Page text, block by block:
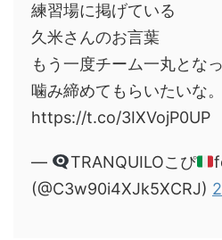
練習場に掲げている
久米さんのお言葉
もう一度チーム一丸とな
噛み締めてもらいたいな。
https://t.co/3IXVojP0UP
— TRANQUILOこぴ
(@C3w90i4XJk5XCRJ)